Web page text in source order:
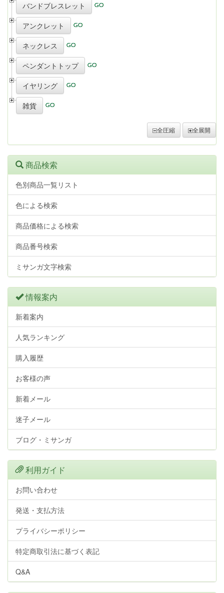
バンドブレスレット
アンクレット
ネックレス
ペンダントトップ
イヤリング
雑貨
全圧縮 全展開
商品検索
色別商品一覧リスト
色による検索
商品価格による検索
商品番号検索
ミサンガ文字検索
情報案内
新着案内
人気ランキング
購入履歴
お客様の声
新着メール
迷子メール
ブログ・ミサンガ
利用ガイド
お問い合わせ
発送・支払方法
プライバシーポリシー
特定商取引法に基づく表記
Q&A